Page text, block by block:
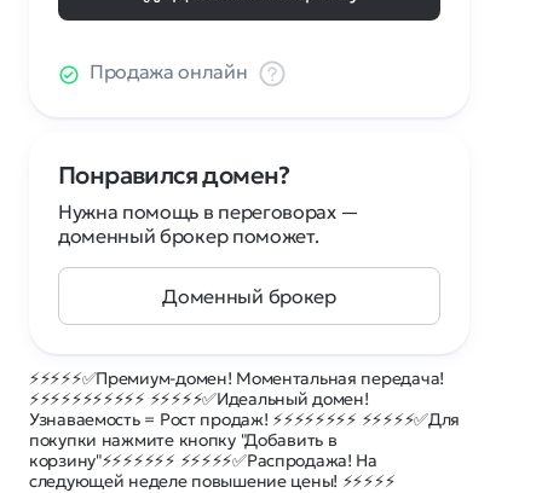
⚡⚡⚡⚡⚡✅Премиум-домен! Моментальная передача!
⚡⚡⚡⚡⚡⚡⚡⚡⚡⚡⚡ ⚡⚡⚡⚡⚡✅Идеальный домен!
Узнаваемость = Рост продаж! ⚡⚡⚡⚡⚡⚡⚡⚡ ⚡⚡⚡⚡⚡✅Для
покупки нажмите кнопку "Добавить в
корзину"⚡⚡⚡⚡⚡⚡⚡ ⚡⚡⚡⚡⚡✅Распродажа! На
следующей неделе повышение цены! ⚡⚡⚡⚡⚡
Продажа онлайн
Понравился домен?
Нужна помощь в переговорах —
доменный брокер поможет.
Доменный брокер